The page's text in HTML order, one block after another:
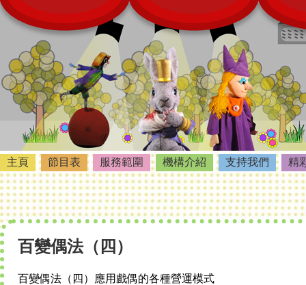
主頁 節目表 服務範圍 機構介紹 支持我們 精
百變偶法（四）
百變偶法（四）應用戲偶的各種營運模式